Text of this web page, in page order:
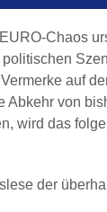
Chaos
auf
von
wird das
der